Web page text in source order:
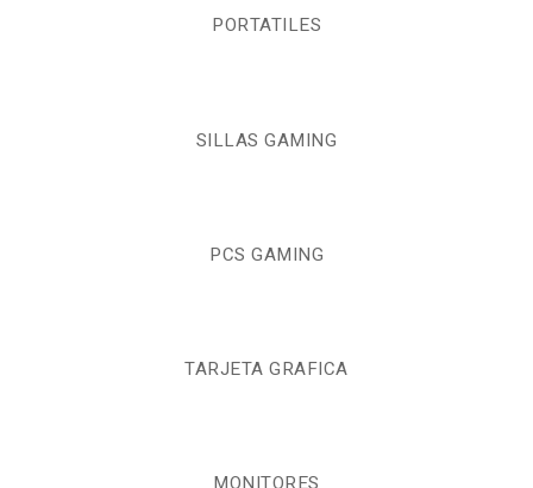
PORTATILES
SILLAS GAMING
PCS GAMING
TARJETA GRAFICA